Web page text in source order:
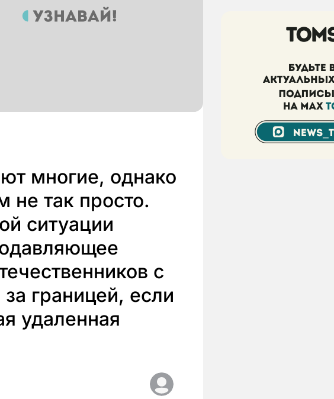
многие, однако
не так просто.
ситуации
с
границей, если
удаленная